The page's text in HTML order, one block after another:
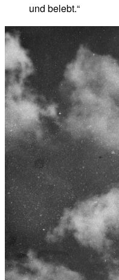
und belebt.“